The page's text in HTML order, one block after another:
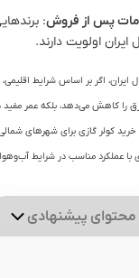
پس از فروش:
اولویت دارند.
ایران، اگر بر اساس شرایط
را کاهش می‌دهد، بلکه عمر
کولر گازی برای شهرهای شمالی
با عملکرد مناسب در شرایط
محتوای پیشنهادی